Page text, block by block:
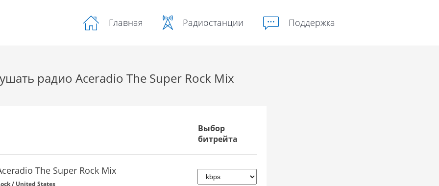
Главная Радиостанции Поддержка
радио Aceradio The Super Rock Mix
Выбор
битрейта
The Super Rock Mix
/ United States